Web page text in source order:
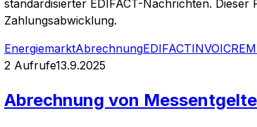
standardisierter EDIFACT-Nachrichten.
Zahlungsabwicklung.
EnergiemarktAbrechnungEDIFACTINVOIC
2 Aufrufe13.9.2025
Abrechnung von